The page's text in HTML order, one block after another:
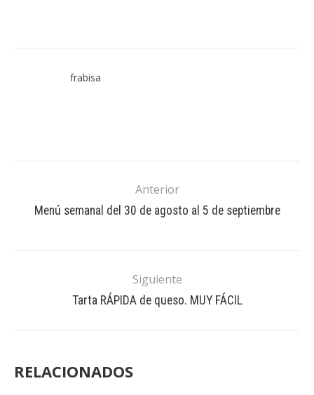
frabisa
Anterior
Menú semanal del 30 de agosto al 5 de septiembre
Siguiente
Tarta RÁPIDA de queso. MUY FÁCIL
RELACIONADOS